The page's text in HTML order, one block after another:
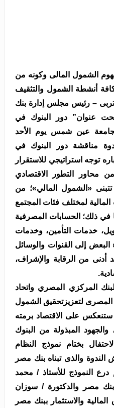
الشمول المالى وكونه من
أنشطة الشمول والتثقيف
– رئيس مجلس إدارة بنك
عنوان” دور البنوك في
عين شمس يوم الأحد
الندوة مناقشة دور البنوك في
توجه استراتيجي للاستقرار
محاور التطور الاقتصادي
«الشمول المالي»؛ من
ﻟﻤﺨﺘﻠﻒ فئات ﺍﻟﻤﺠﺘﻤﻊ
ﺫﻟﻚ؛ ﺍﻟﺤﺴﺎﺑﺎﺕ ﺍﻟﻤﺼﺮﻓﻴﺔ
ﺧﺪﻣﺎﺕ ﺍﻟﺘﺄﻣﻴﻦ، ﻭﺧﺪﻣﺎﺕ
ﺍﻟﺒﻌﺾ ﺇﻟﻰ ﺍﻟﻘﻨﻮﺍﺕ ﻭﺍﻟﻮﺳﺎﺋﻞ
ﺃﺩﻧﻰ ﻣﻦ ﺍﻟﺮﻗﺎﺑﺔ ﻭﺍﻹﺷﺮﺍﻑ،
المركزي المصري واتحاد
لتعزيزتحقيق الشمول
ستنعكس على الاقتصاد برمته
المبذولة من البنوك
بختام نموذج النظام
والذى تبناه بنك مصر
درع النموذج للأستاذ / محمد
مصر والدكتورة / سوزان
والاستثمار ببنك مصر